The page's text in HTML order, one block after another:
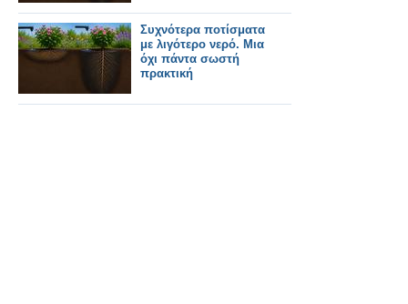
Συχνότερα ποτίσματα
με λιγότερο νερό. Μια
όχι πάντα σωστή
πρακτική